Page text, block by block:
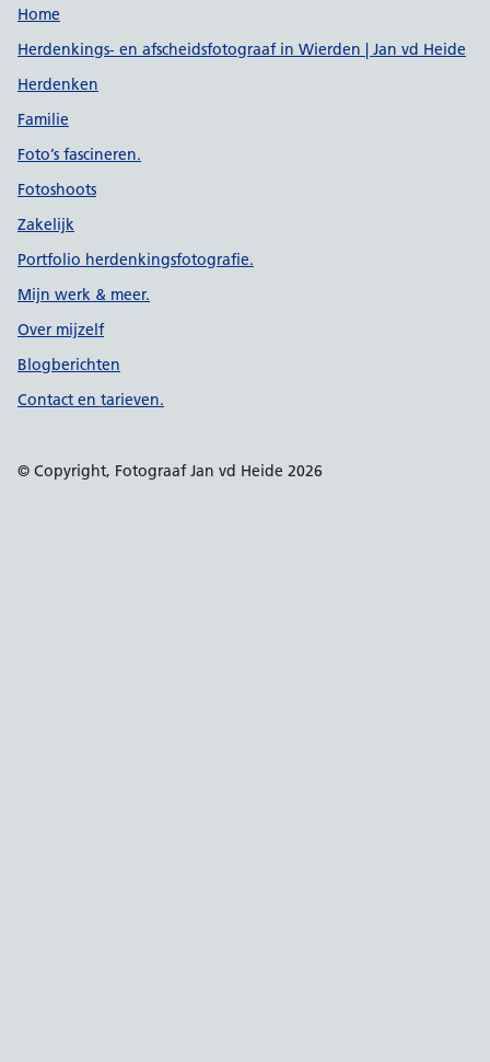
Support links
Home
Herdenkings- en afscheidsfotograaf in Wierden | Jan vd Heide
Herdenken
Familie
Foto’s fascineren.
Fotoshoots
Zakelijk
Portfolio herdenkingsfotografie.
Mijn werk & meer.
Over mijzelf
Blogberichten
Contact en tarieven.
© Copyright, Fotograaf Jan vd Heide 2026